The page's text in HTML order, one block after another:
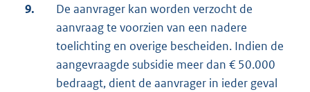
9.
De aanvrager kan worden verzocht de
aanvraag te voorzien van een nadere
toelichting en overige bescheiden. Indien de
aangevraagde subsidie meer dan € 50.000
bedraagt, dient de aanvrager in ieder geval